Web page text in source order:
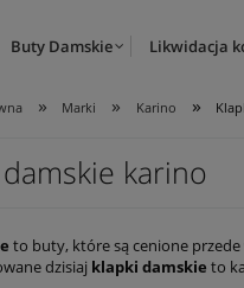
Buty Damskie Likwidacja
» Marki » Karino »
karino
to buty, które są cenione
dzisiaj klapki damskie to